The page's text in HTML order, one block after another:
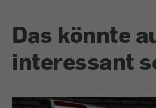
Das könnte
interessant